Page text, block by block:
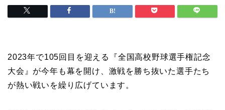
2023年で105回目を迎える『全国高校野球選手権記念
大会』が今年も幕を開け、激戦を勝ち抜いた選手たち
が熱い戦いを繰り広げています。